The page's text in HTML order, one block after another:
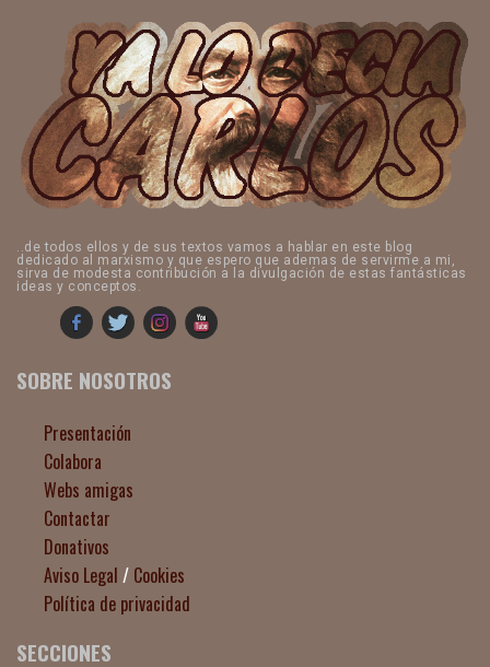
..de todos ellos y de sus textos vamos a hablar en este blog
dedicado al marxismo y que espero que ademas de servirme a mi,
sirva de modesta contribución a la divulgación de estas fantásticas
ideas y conceptos.
SOBRE NOSOTROS
Presentación
Colabora
Webs amigas
Contactar
Donativos
Aviso Legal / Cookies
Política de privacidad
SECCIONES